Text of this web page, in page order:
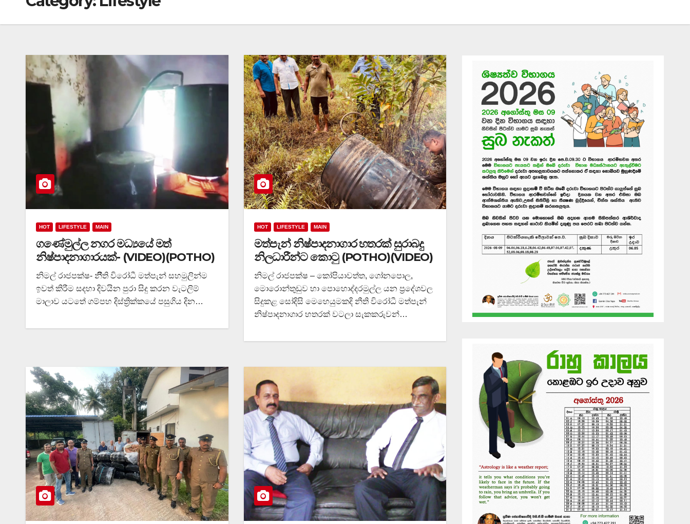
HOT LIFESTYLE MAIN
ගණේමුල්ල නගර මධ්‍යයේ මත්
නිෂ්පාදනාගාරයක්- (VIDEO)(POTHO)
නිමල් රාජපක්ෂ- නීීති විරෝධී මත්පැන් සහමුලින්ම
ඉවත් කිරීම සදහා දිවයින පුරා සිදු කරන වැටලිම්
මාලාව යටතේ ගම්පහ දිස්ත්‍රික්කයේ පසුගිය දින…
HOT LIFESTYLE MAIN
මත්පැන් නිෂ්පාදනාගාර හතරක් සුරාබදු
නිලධාරීන්ට කොටු (POTHO)(VIDEO)
නිමල් රාජපක්ෂ – කෝපියාවත්ත, ගෝනපොල,
මොරොන්තුඩුව හා පොහොද්දරමුල්ල යන ප්‍රදේශවල
සිදුකළ සෝදිසි මෙහෙයුමකදි නීති විරෝධී මත්පැන්
නිෂ්පාදනාගාර හතරක් වටලා සැකකරුවන්…